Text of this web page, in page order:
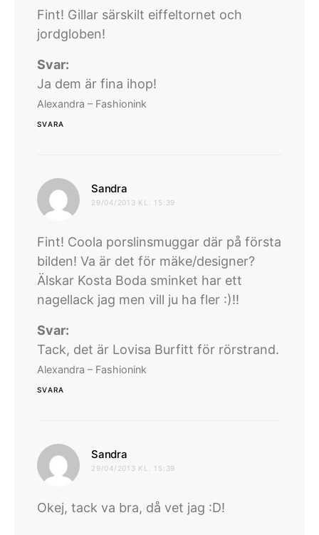
Fint! Gillar särskilt eiffeltornet och
jordgloben!
Svar:
Ja dem är fina ihop!
Alexandra – Fashionink
SVARA
Sandra
29/04/2013 KL. 15:39
Fint! Coola porslinsmuggar där på första
bilden! Va är det för mäke/designer?
Älskar Kosta Boda sminket har ett
nagellack jag men vill ju ha fler :)!!
Svar:
Tack, det är Lovisa Burfitt för rörstrand.
Alexandra – Fashionink
SVARA
Sandra
29/04/2013 KL. 15:39
Okej, tack va bra, då vet jag :D!